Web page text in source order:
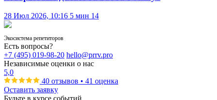
28 Июл 2026, 10:16 5 мин 14
Экосистема репетиторов
Есть вопросы?
+7 (495) 019-98-20 hello@prrv.pro
Независимые оценки о нас
5,0
40 отзывов • 41 оценка
Оставить заявку
Будьте в курсе событий